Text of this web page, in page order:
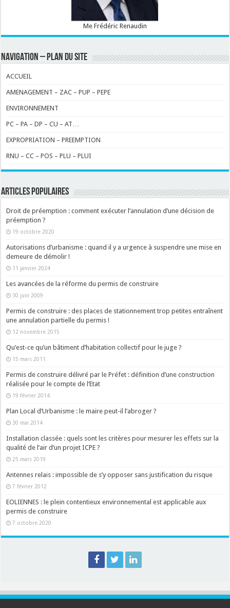
Me Frédéric Renaudin
NAVIGATION – PLAN DU SITE
ACCUEIL
AMENAGEMENT – ZAC – PUP – PEPE
ENVIRONNEMENT
PC – PA – DP – CU – AT…
EXPROPRIATION – PREEMPTION
RNU – CC – POS – PLU – PLUI
ARTICLES POPULAIRES
Droit de préemption : comment exécuter l’annulation d’une décision de
préemption ?
19 octobre 2020
Autorisations d’urbanisme : quand il y a urgence à suspendre une mise en
demeure de démolir !
11 janvier 2024
Les avancées de la réforme du permis de construire
30 juin 2009
Permis de construire : des places de stationnement trop petites entraînent
une annulation partielle du permis !
12 novembre 2015
Qu’est-ce qu’un bâtiment d’habitation collectif pour le juge ?
15 mars 2011
Permis de construire délivré par le Préfet : définition d’une construction
réalisée pour le compte de l’Etat
19 février 2014
Plan Local d’Urbanisme : le maire peut-il l’abroger ?
30 mai 2014
Installation classée : quels sont les critères pour mesurer les effets sur la
qualité de l’air d’un projet ICPE ?
25 mars 2019
Antennes relais : impossible de s’y opposer sans justification du risque
7 février 2012
EOLIENNES : le plein contentieux environnemental est applicable aux
permis de construire
7 octobre 2020